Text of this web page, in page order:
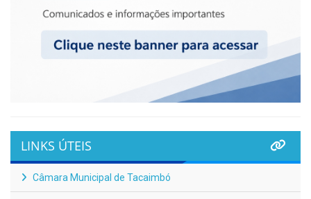
LINKS ÚTEIS
Câmara Municipal de Tacaimbó